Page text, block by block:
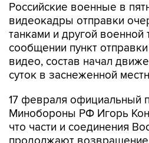
Российские военные в
видеокадры отправки
танками и другой военной
сообщении пункт
видео, состав начал
суток в заснеженной
17 февраля официальный
Минобороны РФ Игорь
что части и соединения